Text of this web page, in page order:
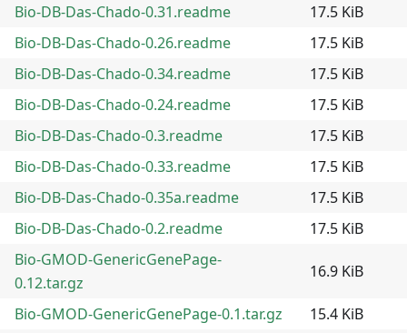
Bio-DB-Das-Chado-0.31.readme
17.5 KiB
Bio-DB-Das-Chado-0.26.readme
17.5 KiB
Bio-DB-Das-Chado-0.34.readme
17.5 KiB
Bio-DB-Das-Chado-0.24.readme
17.5 KiB
Bio-DB-Das-Chado-0.3.readme
17.5 KiB
Bio-DB-Das-Chado-0.33.readme
17.5 KiB
Bio-DB-Das-Chado-0.35a.readme
17.5 KiB
Bio-DB-Das-Chado-0.2.readme
17.5 KiB
Bio-GMOD-GenericGenePage-
0.12.tar.gz
16.9 KiB
Bio-GMOD-GenericGenePage-0.1.tar.gz
15.4 KiB